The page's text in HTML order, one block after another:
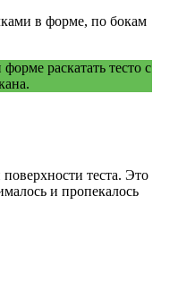
в форме, по бокам
раскатать тесто с
теста. Это
и пропекалось